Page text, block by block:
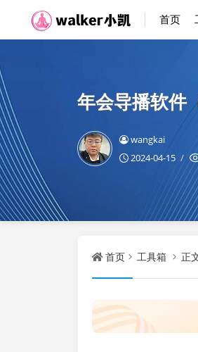
首页
年会导播软件
wangkai
2024-04-15
首页 工具箱 正